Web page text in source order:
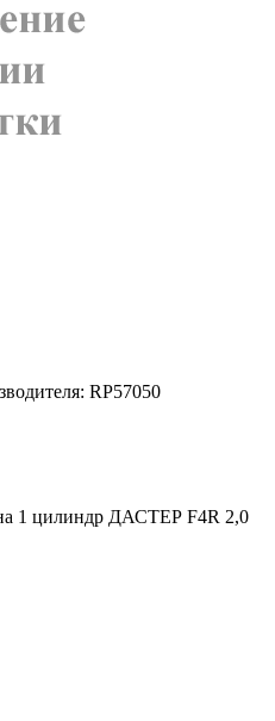
RP57050
1 цилиндр ДАСТЕР F4R 2,0